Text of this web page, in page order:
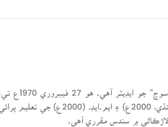
شوڪت علي ”شوق“ ٻرڙي جي گهر ۾، قنبر شهر ۾، پيدا ٿيو. هن ايم.ايس سِي. (فزڪس، 1995ع)، ايم.اي. (سنڌي، 2000ع) ۽ ايم.ايڊ. (2000ع) جي تعليم پرائي